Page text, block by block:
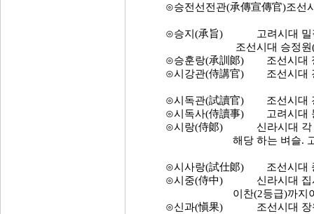
⊙승전선전관(承傳宣傳官)조선
⊙승지(承旨) 고려시대 밀직
조선시대 승정원(承政院
⊙승훈랑(承訓郞) 조선시대 정
⊙시강관(侍講官) 조선시대 경
⊙시독관(試讀官) 조선시대 경
⊙시독사(侍讀事) 고려시대
⊙시랑(侍郞) 신라시대 각 부
해당 하는 벼슬. 고려
⊙시사랑(試仕郞) 조선시대 종
⊙시중(侍中) 신라시대 집사
이찬(2등급)까지이며,
⊙신과(愼果) 조선시대 장원